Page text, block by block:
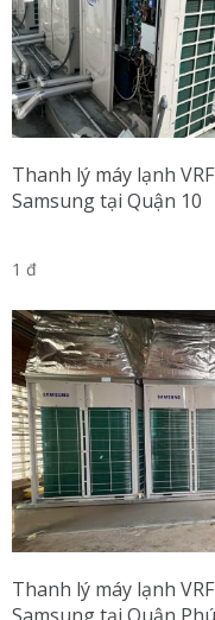
Thanh lý máy lạnh VRF
Samsung tại Quận 10
1 đ
Thanh lý máy lạnh VRF